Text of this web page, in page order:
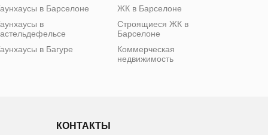
в Барселоне
в
в Багуре
ЖК в Барселоне
Строящиеся ЖК в
Барселоне
Коммерческая
недвижимость
КОНТАКТЫ